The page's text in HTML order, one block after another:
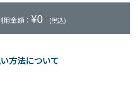
用金額： ¥0 (税込)
方法について